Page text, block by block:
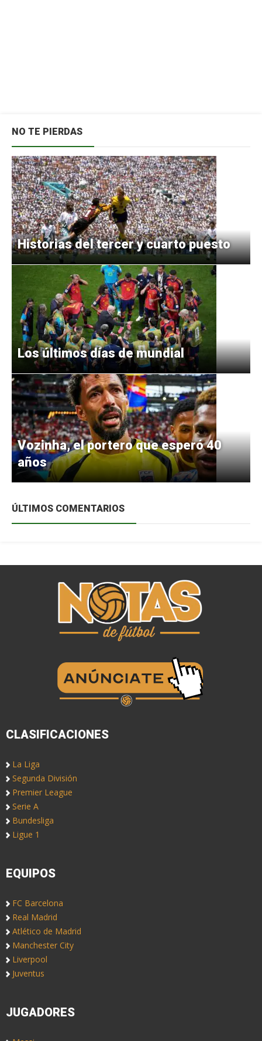
NO TE PIERDAS
Historias del tercer y cuarto puesto
Los últimos días de mundial
Vozinha, el portero que esperó 40
años
ÚLTIMOS COMENTARIOS
CLASIFICACIONES
La Liga
Segunda División
Premier League
Serie A
Bundesliga
Ligue 1
EQUIPOS
FC Barcelona
Real Madrid
Atlético de Madrid
Manchester City
Liverpool
Juventus
JUGADORES